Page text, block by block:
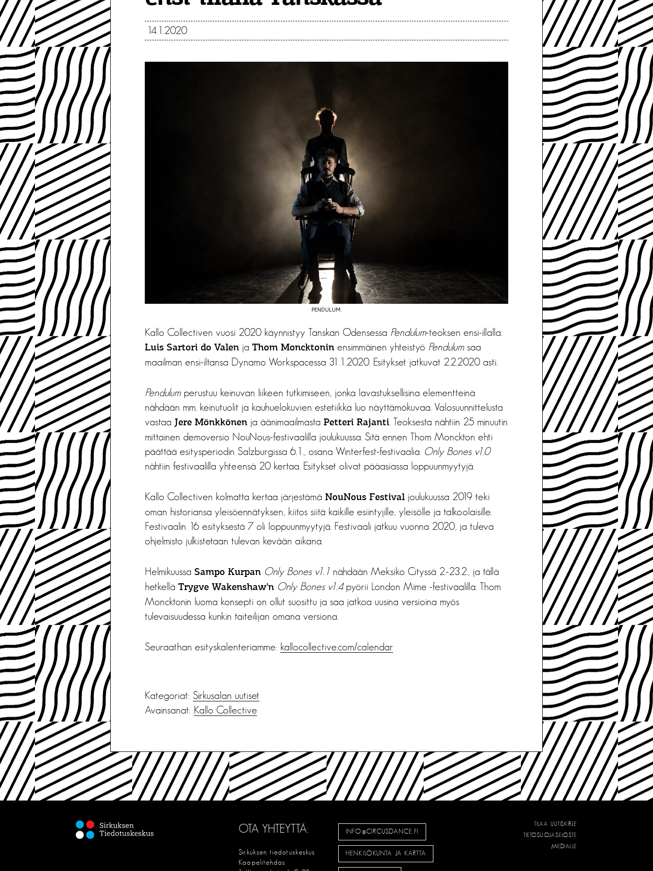
14.1.2020
PENDULUM.
Kallo Collectiven vuosi 2020 käynnistyy Tanskan Odensessa Pendulum-teoksen ensi-illalla.
Luis Sartori do Valen ja Thom Moncktonin ensimmäinen yhteistyö Pendulumsaa
maailman ensi-iltansa Dynamo Workspacessa 31.1.2020. Esitykset jatkuvat 2.2.2020 asti.
Pendulumperustuu keinuvan liikeen tutkimiseen, jonka lavastuksellisina elementteinä
nähdään mm. keinutuolit ja kauhuelokuvien estetiikka luo näyttämökuvaa. Valosuunnittelusta
vastaa Jere Mönkkönen ja äänimaailmasta Petteri Rajanti . Teoksesta nähtiin 25 minuutin
mittainen demoversio NouNous-festivaalilla joulukuussa. Sitä ennen Thom Monckton ehti
päättää esitysperiodin Salzburgissa 6.1., osana Winterfest-festivaalia. Only Bones v1.0
nähtiin festivaalilla yhteensä 20 kertaa. Esitykset olivat pääasiassa loppuunmyytyjä.
Kallo Collectiven kolmatta kertaa järjestämä NouNous Festival joulukuussa 2019 teki
oman historiansa yleisöennätyksen, kiitos siitä kaikille esiintyjille, yleisölle ja talkoolaisille.
Festivaalin 16 esityksestä 7 oli loppuunmyytyjä. Festivaali jatkuu vuonna 2020, ja tuleva
ohjelmisto julkistetaan tulevan kevään aikana.
Helmikuussa Sampo Kurpan Only Bones v1.1 nähdään Meksiko Cityssä 2.-23.2., ja tällä
hetkellä Trygve Wakenshaw’n Only Bones v1.4pyörii London Mime -festivaalilla. Thom
Moncktonin luoma konsepti on ollut suosittu ja saa jatkoa uusina versioina myös
tulevaisuudessa kunkin taiteilijan omana versiona.
Seuraathan esityskalenteriamme: kallocollective.com/calendar
Kategoriat: Sirkusalan uutiset
Avainsanat: Kallo Collective
OTA YHTEYTTÄ:
Sirkuksen tiedotuskeskus
Kaapelitehdas
INFO@CIRCUSDANCE.FI
HENKILÖKUNTA JA KARTTA
TILAA UUTISKIRJE
TIETOSUOJASELOSTE
MEDIALLE